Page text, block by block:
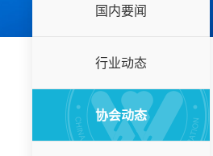
国内要闻
行业动态
协会动态